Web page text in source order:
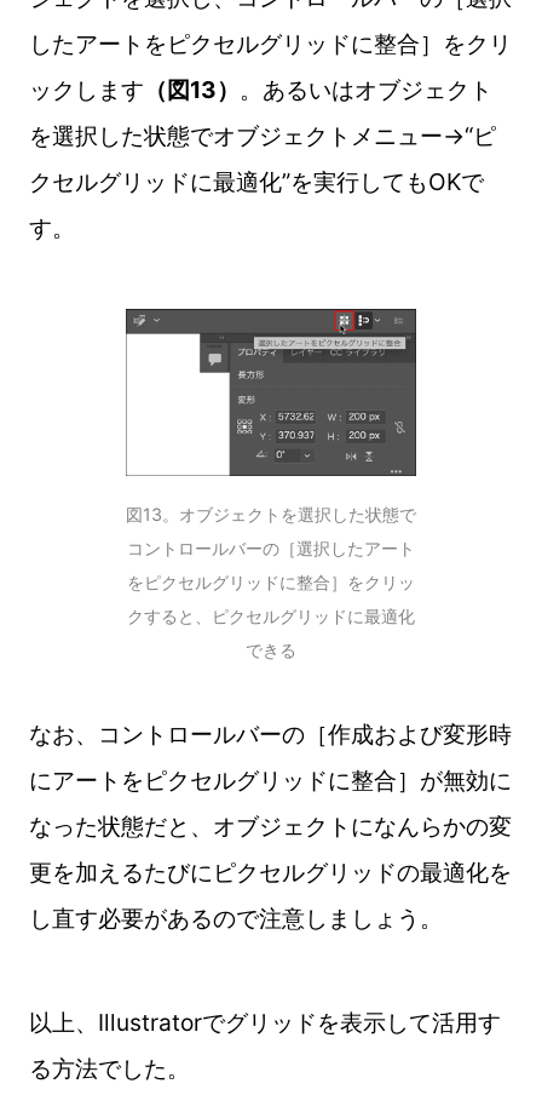
したアートをピクセルグリッドに整合］をクリ
ックします （図13） 。あるいはオブジェクト
を選択した状態でオブジェクトメニュー→“ピ
クセルグリッドに最適化”を実行してもOKで
す。
図13。オブジェクトを選択した状態で
コントロールバーの［選択したアート
をピクセルグリッドに整合］をクリッ
クすると、ピクセルグリッドに最適化
できる
なお、コントロールバーの［作成および変形時
にアートをピクセルグリッドに整合］が無効に
なった状態だと、オブジェクトになんらかの変
更を加えるたびにピクセルグリッドの最適化を
し直す必要があるので注意しましょう。
以上、Illustratorでグリッドを表示して活用す
る方法でした。